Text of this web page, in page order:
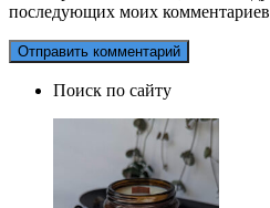
последующих моих комментариев
Поиск по сайту